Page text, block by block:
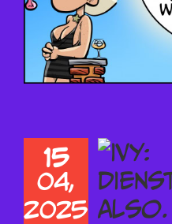
15
04,
2025